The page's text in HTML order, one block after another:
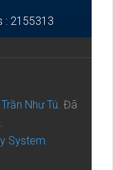
: 2155313
Như Tú. Đã
System